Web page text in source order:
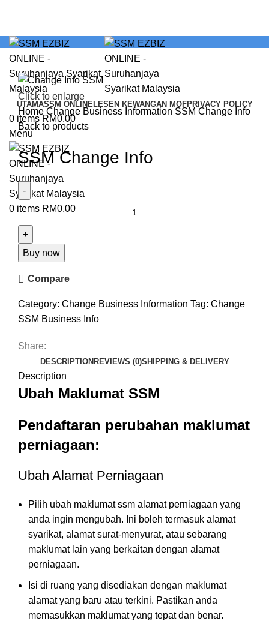
UTAMASSM ONLINELESEN KEWANGAN MOFPRIVACY POLICY
0 items RM0.00
Menu
0 items RM0.00
Click to enlarge
Home Change Business Information SSM Change Info
Back to products
SSM Change Info
Buy now
Compare
Category: Change Business Information Tag: Change
SSM Business Info
Share:
DESCRIPTIONREVIEWS (0)SHIPPING & DELIVERY
Description
Ubah Maklumat SSM
Pendaftaran perubahan maklumat
perniagaan:
Ubah Alamat Perniagaan
Pilih ubah maklumat ssm alamat perniagaan yang
anda ingin mengubah. Ini boleh termasuk alamat
syarikat, alamat surat-menyurat, atau sebarang
maklumat lain yang berkaitan dengan alamat
perniagaan.
Isi di ruang yang disediakan dengan maklumat
alamat yang baru atau terkini. Pastikan anda
memasukkan maklumat yang tepat dan benar.